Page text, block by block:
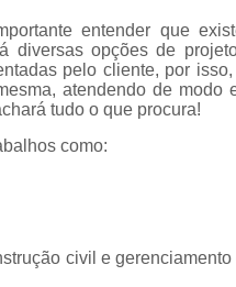
entender que
opções de
pelo cliente, por
atendendo de modo
tudo o que procura!
como:
civil e